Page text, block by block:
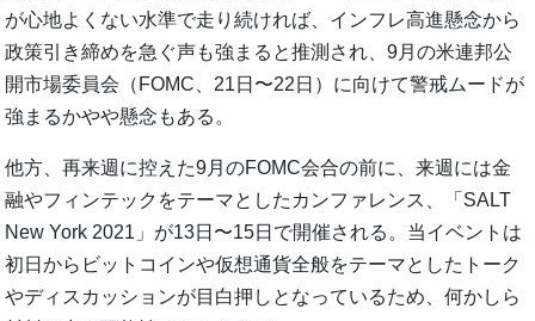
が心地よくない水準で走り続ければ、インフレ高進懸念から
政策引き締めを急ぐ声も強まると推測され、9月の米連邦公
開市場委員会（FOMC、21日〜22日）に向けて警戒ムードが
強まるかやや懸念もある。
他方、再来週に控えた9月のFOMC会合の前に、来週には金
融やフィンテックをテーマとしたカンファレンス、「SALT
New York 2021」が13日〜15日で開催される。当イベントは
初日からビットコインや仮想通貨全般をテーマとしたトーク
やディスカッションが目白押しとなっているため、何かしら